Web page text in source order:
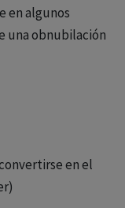
en algunos
una obnubilación
en el